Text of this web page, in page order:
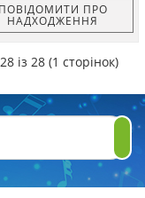
ПОВІДОМИТИ ПРО
НАДХОДЖЕННЯ
із 28 (1 сторінок)